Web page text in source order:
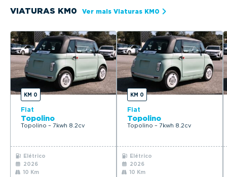
VIATURAS KM0 Ver mais Viaturas KM0
KM 0
Fiat
Topolino
Topolino – 7kwh 8.2cv
Elétrico
2026
10 Km
KM 0
Fiat
Topolino
Topolino – 7kwh 8.2cv
Elétrico
2026
10 Km